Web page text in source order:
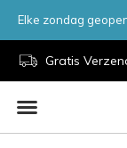
Gratis
Elke zondag